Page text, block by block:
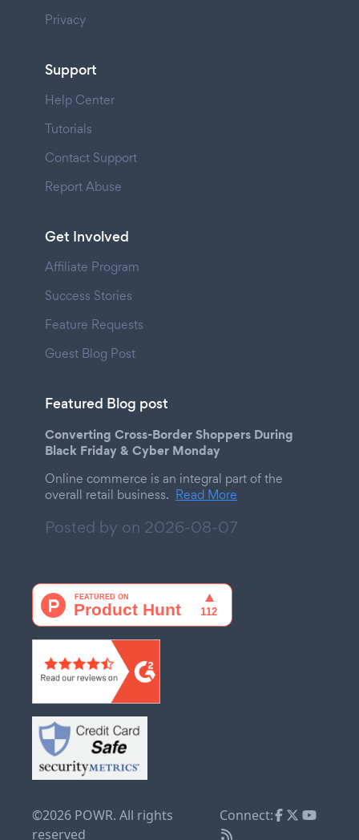
Privacy
Support
Help Center
Tutorials
Contact Support
Report Abuse
Get Involved
Affiliate Program
Success Stories
Feature Requests
Guest Blog Post
Featured Blog post
Converting Cross-Border Shoppers During
Black Friday & Cyber Monday
Online commerce is an integral part of the
overall retail business. Read More
Posted by on 2026-08-07
©2026 POWR. All rights
reserved
Connect: